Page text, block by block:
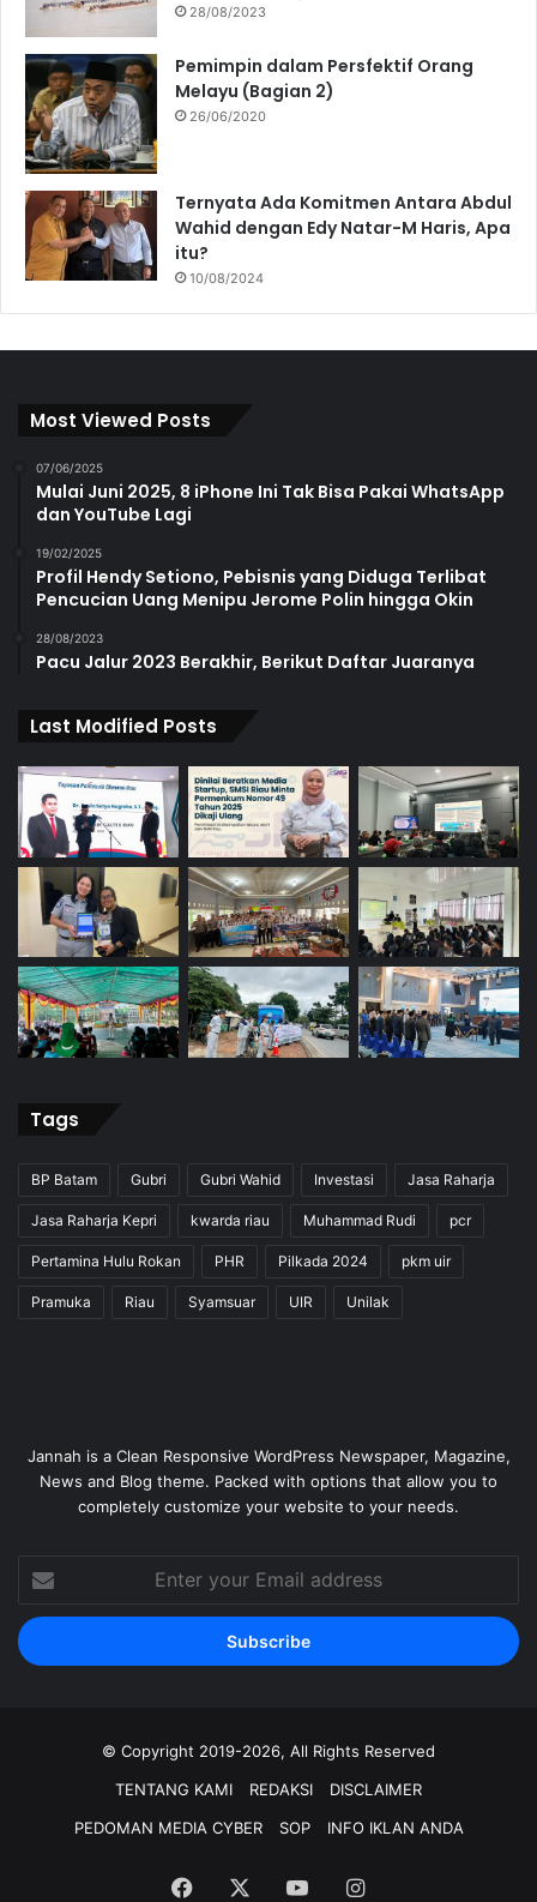
28/08/2023
Pemimpin dalam Persfektif Orang
Melayu (Bagian 2)
26/06/2020
Ternyata Ada Komitmen Antara Abdul
Wahid dengan Edy Natar-M Haris, Apa
itu?
10/08/2024
Most Viewed Posts
07/06/2025
Mulai Juni 2025, 8 iPhone Ini Tak Bisa Pakai WhatsApp
dan YouTube Lagi
19/02/2025
Profil Hendy Setiono, Pebisnis yang Diduga Terlibat
Pencucian Uang Menipu Jerome Polin hingga Okin
28/08/2023
Pacu Jalur 2023 Berakhir, Berikut Daftar Juaranya
Last Modified Posts
Tags
BP Batam Gubri Gubri Wahid Investasi Jasa Raharja
Jasa Raharja Kepri kwarda riau Muhammad Rudi pcr
Pertamina Hulu Rokan PHR Pilkada 2024 pkm uir
Pramuka Riau Syamsuar UIR Unilak
Jannah is a Clean Responsive WordPress Newspaper, Magazine,
News and Blog theme. Packed with options that allow you to
completely customize your website to your needs.
your
Email
address
© Copyright 2019-2026, All Rights Reserved
TENTANG KAMI
REDAKSI
DISCLAIMER
PEDOMAN MEDIA CYBER
SOP INFO IKLAN ANDA
Facebook YouTubeInstagram